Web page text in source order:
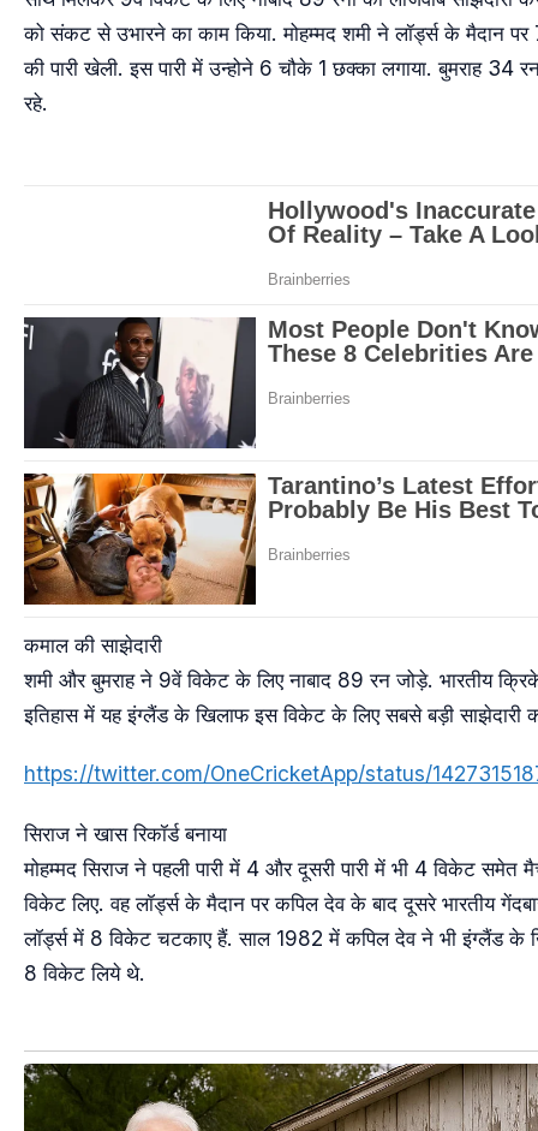
को संकट से उभारने का काम किया. मोहम्मद शमी ने लॉर्ड्स के मैदान
की पारी खेली. इस पारी में उन्होने 6 चौके 1 छक्का लगाया. बुमराह 34
रहे.
कमाल की साझेदारी
शमी और बुमराह ने 9वें विकेट के लिए नाबाद 89 रन जोड़े. भारतीय
इतिहास में यह इंग्लैंड के खिलाफ इस विकेट के लिए सबसे बड़ी साझेदारी
https://twitter.com/OneCricketApp/status/
सिराज ने खास रिकॉर्ड बनाया
मोहम्मद सिराज ने पहली पारी में 4 और दूसरी पारी में भी 4 विकेट
विकेट लिए. वह लॉर्ड्स के मैदान पर कपिल देव के बाद दूसरे भारतीय
लॉर्ड्स में 8 विकेट चटकाए हैं. साल 1982 में कपिल देव ने भी इंग्लैंड के
8 विकेट लिये थे.